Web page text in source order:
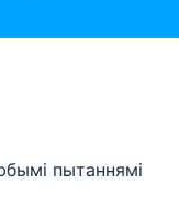
пытаннямі